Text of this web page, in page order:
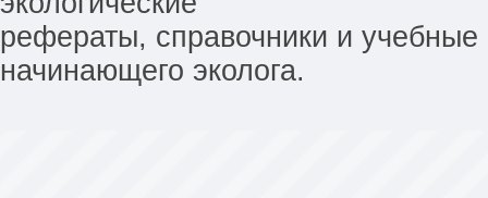
рефераты, справочники и
начинающего эколога.